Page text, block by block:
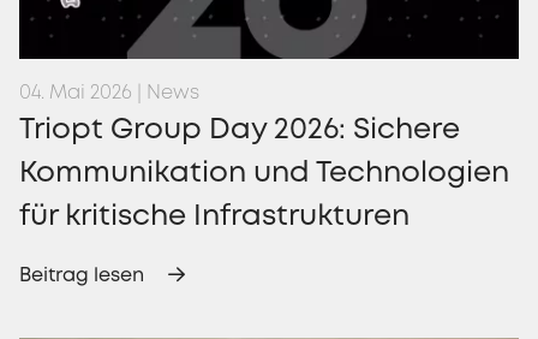
04. Mai 2026 | News
Triopt Group Day 2026: Sichere
Kommunikation und Technologien
für kritische Infrastrukturen
Beitrag lesen